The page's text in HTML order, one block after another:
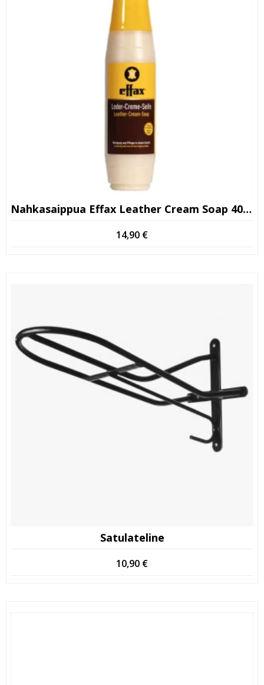
Nahkasaippua Effax Leather Cream Soap 400ml
14,90 €
Satulateline
10,90 €